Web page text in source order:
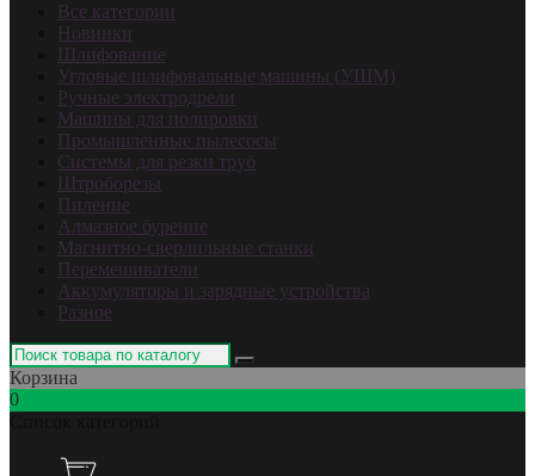
Все категории
Новинки
Шлифование
Угловые шлифовальные машины (УШМ)
Ручные электродрели
Машины для полировки
Промышленные пылесосы
Системы для резки труб
Штроборезы
Пиление
Алмазное бурение
Магнитно-сверлильные станки
Перемешиватели
Аккумуляторы и зарядные устройства
Разное
Корзина
0